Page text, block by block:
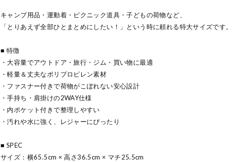
キャンプ用品・運動着・ピクニック道具・子どもの荷物など、
「とりあえず全部ひとまとめにしたい！」という時に頼れる特大サイズです。
■ 特徴
・大容量でアウトドア・旅行・ジム・買い物に最適
・軽量＆丈夫なポリプロピレン素材
・ファスナー付きで荷物がこぼれない安心設計
・手持ち・肩掛けの2WAY仕様
・内ポケット付きで整理しやすい
・汚れや水に強く、レジャーにぴったり
■ SPEC
サイズ：横65.5cm × 高さ36.5cm × マチ25.5cm